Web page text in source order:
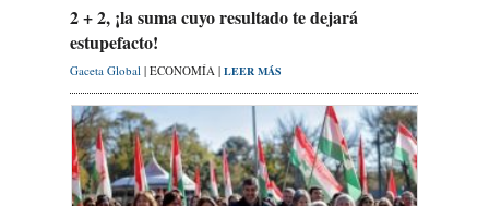
2 + 2, ¡la suma cuyo resultado te dejará
estupefacto!
Gaceta Global | ECONOMÍA | LEER MÁS